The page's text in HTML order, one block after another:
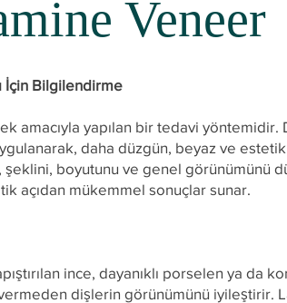
Veneer
İçin Bilgilendirme
amacıyla yapılan bir tedavi yöntemidir.
daha düzgün, beyaz ve
boyutunu ve genel görünümünü
açıdan mükemmel sonuçlar sunar.
ince, dayanıklı porselen ya da
dişlerin görünümünü iyileştirir.